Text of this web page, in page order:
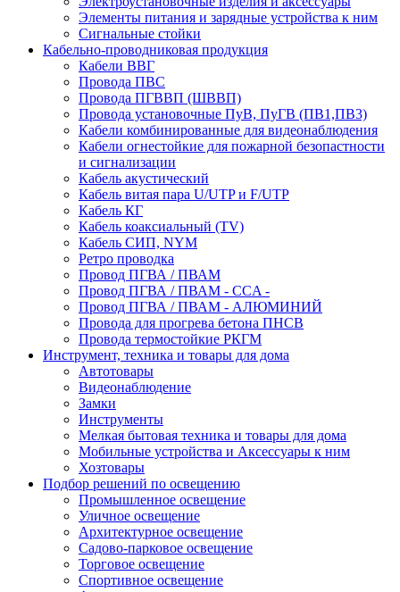
Элементы питания и зарядные устройства к ним
Сигнальные стойки
Кабельно-проводниковая продукция
Кабели ВВГ
Провода ПВС
Провода ПГВВП (ШВВП)
Провода установочные ПуВ, ПуГВ (ПВ1,ПВ3)
Кабели комбинированные для видеонаблюдения
Кабели огнестойкие для пожарной безопастности
и сигнализации
Кабель акустический
Кабель витая пара U/UTP и F/UTP
Кабель КГ
Кабель коаксиальный (TV)
Кабель СИП, NYM
Ретро проводка
Провод ПГВА / ПВАМ
Провод ПГВА / ПВАМ - CCA -
Провод ПГВА / ПВАМ - АЛЮМИНИЙ
Провода для прогрева бетона ПНСВ
Провода термостойкие РКГМ
Инструмент, техника и товары для дома
Автотовары
Видеонаблюдение
Замки
Инструменты
Мелкая бытовая техника и товары для дома
Мобильные устройства и Аксессуары к ним
Хозтовары
Подбор решений по освещению
Промышленное освещение
Уличное освещение
Архитектурное освещение
Садово-парковое освещение
Торговое освещение
Спортивное освещение